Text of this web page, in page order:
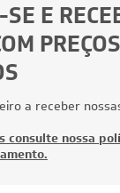
E
PREÇOS
a receber
consulte nossa